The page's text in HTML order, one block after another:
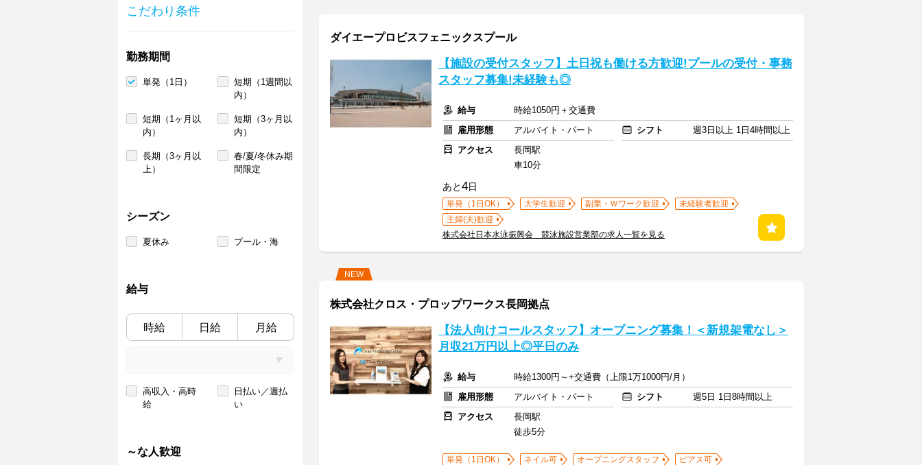
こだわり条件
勤務期間
単発（1日）
短期（1週間以
内）
短期（1ヶ月以
内）
短期（3ヶ月以
内）
長期（3ヶ月以
上）
春/夏/冬休み期
間限定
シーズン
夏休み プール・海
給与
時給 日給 月給
高収入・高時
給
日払い／週払
い
～な人歓迎
ダイエープロビスフェニックスプール
【施設の受付スタッフ】土日祝も働ける方歓迎!プールの受付・事務
スタッフ募集!未経験も◎
給与
時給1050円＋交通費
雇用形態
アルバイト・パート シフト
週3日以上 1日4時間以上
アクセス
長岡駅
車10分
あと4日
単発（1日OK） 大学生歓迎 副業・Ｗワーク歓迎
未経験者歓迎
主婦(夫)歓迎
株式会社日本水泳振興会 競泳施設営業部の求人一覧を見る
NEW
株式会社クロス・プロップワークス長岡拠点
【法人向けコールスタッフ】オープニング募集！＜新規架電なし＞
月収21万円以上◎平日のみ
給与
時給1300円～+交通費（上限1万1000円/月）
雇用形態
アルバイト・パート シフト
週5日 1日8時間以上
アクセス
長岡駅
徒歩5分
単発（1日OK） ネイル可 オープニングスタッフ
ピアス可